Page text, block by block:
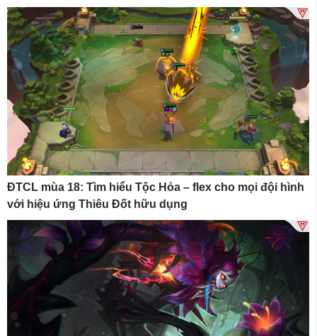
ĐTCL mùa 18: Tìm hiểu Tộc Hỏa – flex cho mọi đội hình
với hiệu ứng Thiêu Đốt hữu dụng